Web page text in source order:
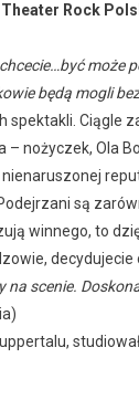
Rock
będą mogli
spektakli. Ciągle
nożyczek, Ola
są
winnego, to
decydujecie
na scenie.